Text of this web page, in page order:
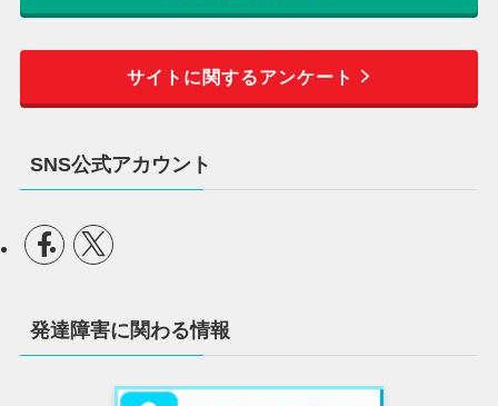
サイトに関するアンケート
SNS公式アカウント
発達障害に関わる情報